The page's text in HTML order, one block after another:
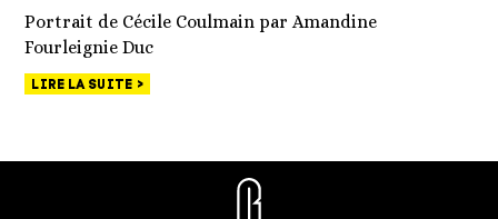
Portrait de Cécile Coulmain par Amandine
Fourleignie Duc
LIRE LA SUITE